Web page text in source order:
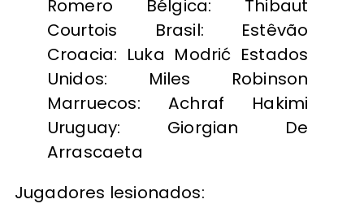
Romero Bélgica: Thibaut
Courtois Brasil: Estêvão
Croacia: Luka Modrić Estados
Unidos: Miles Robinson
Marruecos: Achraf Hakimi
Uruguay: Giorgian De
Arrascaeta
Jugadores lesionados: